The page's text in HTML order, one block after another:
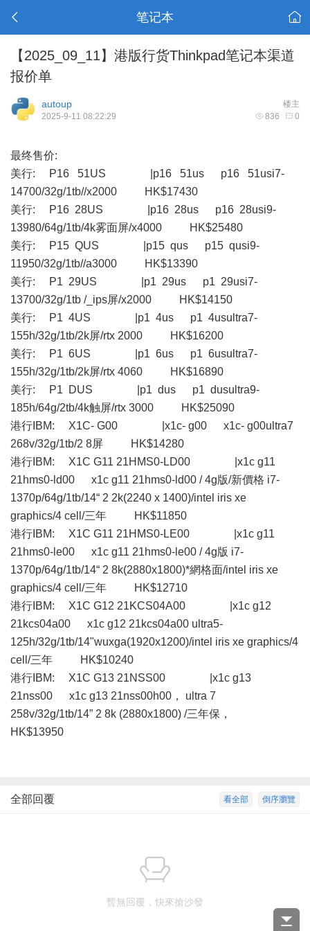
笔记本
【2025_09_11】港版行货Thinkpad笔记本渠道
报价单
楼主
autoup
836 0
2025-9-11 08:22:29
最终售价:
美行: P16 51US |p16 51us p16 51usi7-
14700/32g/1tb//x2000 HK$17430
美行: P16 28US |p16 28us p16 28usi9-
13980/64g/1tb/4k雾面屏/x4000 HK$25480
美行: P15 QUS |p15 qus p15 qusi9-
11950/32g/1tb//a3000 HK$13390
美行: P1 29US |p1 29us p1 29usi7-
13700/32g/1tb /_ips屏/x2000 HK$14150
美行: P1 4US |p1 4us p1 4usultra7-
155h/32g/1tb/2k屏/rtx 2000 HK$16200
美行: P1 6US |p1 6us p1 6usultra7-
155h/32g/1tb/2k屏/rtx 4060 HK$16890
美行: P1 DUS |p1 dus p1 dusultra9-
185h/64g/2tb/4k触屏/rtx 3000 HK$25090
港行IBM: X1C- G00 |x1c- g00 x1c- g00ultra7
268v/32g/1tb/2 8屏 HK$14280
港行IBM: X1C G11 21HMS0-LD00 |x1c g11
21hms0-ld00 x1c g11 21hms0-ld00 / 4g版/新價格 i7-
1370p/64g/1tb/14“ 2 2k(2240 x 1400)/intel iris xe
graphics/4 cell/三年 HK$11850
港行IBM: X1C G11 21HMS0-LE00 |x1c g11
21hms0-le00 x1c g11 21hms0-le00 / 4g版 i7-
1370p/64g/1tb/14“ 2 8k(2880x1800)*網格面/intel iris xe
graphics/4 cell/三年 HK$12710
港行IBM: X1C G12 21KCS04A00 |x1c g12
21kcs04a00 x1c g12 21kcs04a00 ultra5-
125h/32g/1tb/14"wuxga(1920x1200)/intel iris xe graphics/4
cell/三年 HK$10240
港行IBM: X1C G13 21NSS00 |x1c g13
21nss00 x1c g13 21nss00h00， ultra 7
258v/32g/1tb/14” 2 8k (2880x1800) /三年保，
HK$13950
倒序瀏覽
看全部
全部回覆
暫無回覆，快來搶沙發